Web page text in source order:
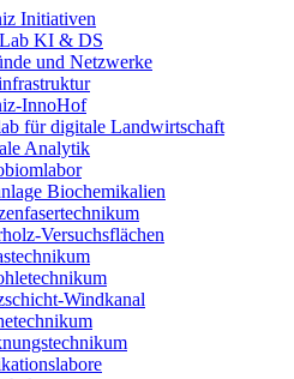
Initiativen
KI & DS
und Netzwerke
InnoHof
für digitale Landwirtschaft
Analytik
Biochemikalien
Versuchsflächen
Windkanal